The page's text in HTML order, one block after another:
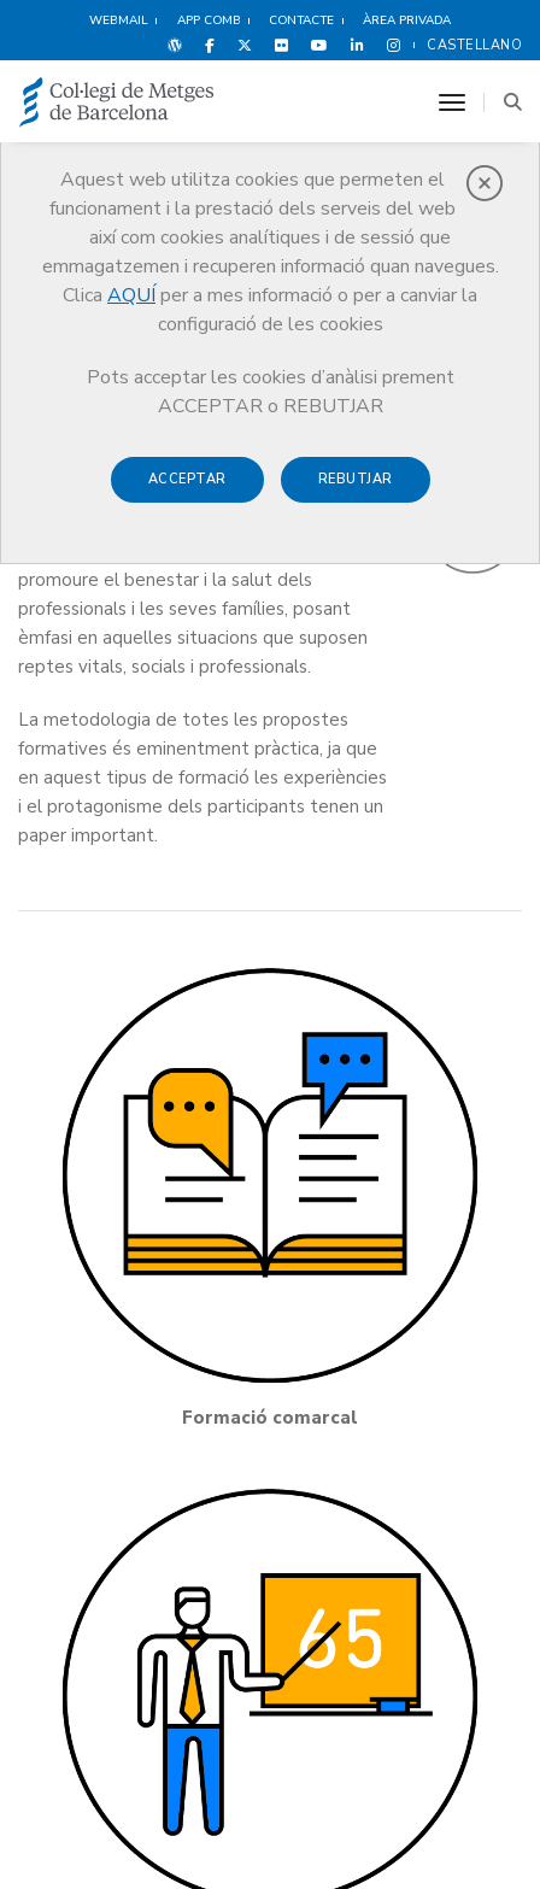
WEBMAIL APP COMB CONTACTE ÀREA PRIVADA
CASTELLANO
Aquest web utilitza cookies que permeten el
funcionament i la prestació dels serveis del web
així com cookies analítiques i de sessió que
emmagatzemen i recuperen informació quan navegues.
Clica AQUÍ per a mes informació o per a canviar la
configuració de les cookies
Pots acceptar les cookies d’anàlisi prement
ACCEPTAR o REBUTJAR
ACCEPTAR REBUTJAR
toggle
Protecció social
Salut i benestar del metge
Protecció social
Ajuts i prestacions del programa
El Programa de Protecció Social
promoure el benestar i la salut dels
professionals i les seves famílies, posant
èmfasi en aquelles situacions que suposen
reptes vitals, socials i professionals.
La metodologia de totes les propostes
formatives és eminentment pràctica, ja que
en aquest tipus de formació les experiències
i el protagonisme dels participants tenen un
paper important.
Formació comarcal